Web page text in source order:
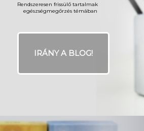
Rendszeresen frissülő tartalmak
egészségmegőrzés témában
IRÁNY A BLOG!